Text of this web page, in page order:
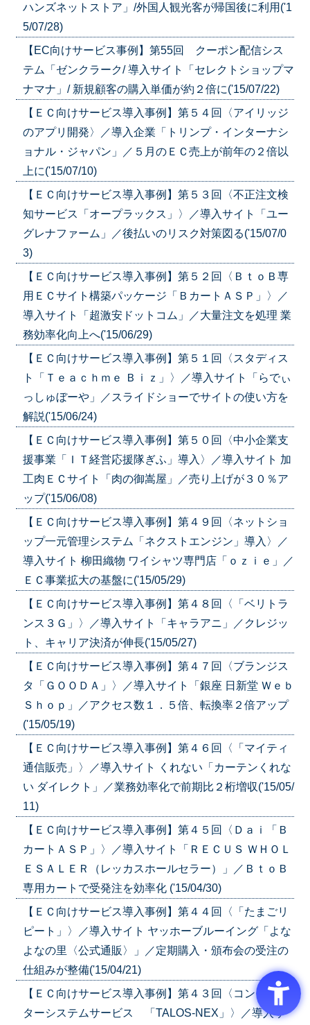
ハンズネットストア」/外国人観光客が帰国後に利用('1
5/07/28)
【EC向けサービス事例】第55回 クーポン配信シス
テム「ゼンクラーク/ 導入サイト「セレクトショップマ
ナマナ」/ 新規顧客の購入単価が約２倍に('15/07/22)
【ＥＣ向けサービス導入事例】第５４回〈アイリッジ
のアプリ開発〉／導入企業「トリンプ・インターナシ
ョナル・ジャパン」／５月のＥＣ売上が前年の２倍以
上に('15/07/10)
【ＥＣ向けサービス導入事例】第５３回〈不正注文検
知サービス「オープラックス」〉／導入サイト「ユー
グレナファーム」／後払いのリスク対策図る('15/07/0
3)
【ＥＣ向けサービス導入事例】第５２回〈ＢｔｏＢ専
用ＥＣサイト構築パッケージ「ＢカートＡＳＰ」〉／
導入サイト「超激安ドットコム」／大量注文を処理 業
務効率化向上へ('15/06/29)
【ＥＣ向けサービス導入事例】第５１回〈スタディス
ト「Ｔｅａｃｈｍｅ Ｂｉｚ」〉／導入サイト「らでぃ
っしゅぼーや」／スライドショーでサイトの使い方を
解説('15/06/24)
【ＥＣ向けサービス導入事例】第５０回〈中小企業支
援事業「ＩＴ経営応援隊ぎふ」導入〉／導入サイト 加
工肉ＥＣサイト「肉の御嵩屋」／売り上げが３０％ア
ップ('15/06/08)
【ＥＣ向けサービス導入事例】第４９回〈ネットショ
ップ一元管理システム「ネクストエンジン」導入〉／
導入サイト 柳田織物 ワイシャツ専門店「ｏｚｉｅ」／
ＥＣ事業拡大の基盤に('15/05/29)
【ＥＣ向けサービス導入事例】第４８回〈「ベリトラ
ンス３Ｇ」〉／導入サイト「キャラアニ」／クレジッ
ト、キャリア決済が伸長('15/05/27)
【ＥＣ向けサービス導入事例】第４７回〈ブランジス
タ「ＧＯＯＤＡ」〉／導入サイト「銀座 日新堂 Ｗｅｂ
Ｓｈｏｐ」／アクセス数１．５倍、転換率２倍アップ
('15/05/19)
【ＥＣ向けサービス導入事例】第４６回〈「マイティ
通信販売」〉／導入サイト くれない「カーテンくれな
い ダイレクト」／業務効率化で前期比２桁増収('15/05/
11)
【ＥＣ向けサービス導入事例】第４５回〈Ｄａｉ「Ｂ
カートＡＳＰ」〉／導入サイト「ＲＥＣＵＳ ＷＨＯＬ
ＥＳＡＬＥＲ（レッカスホールセラー）」／ＢｔｏＢ
専用カートで受発注を効率化 ('15/04/30)
【ＥＣ向けサービス導入事例】第４４回〈「たまごリ
ピート」〉／導入サイト ヤッホーブルーイング「よな
よなの里〈公式通販〉」／定期購入・頒布会の受注の
仕組みが整備('15/04/21)
【ＥＣ向けサービス導入事例】第４３回〈コンピュー
ターシステムサービス 「TALOS-NEX」〉／導入サ